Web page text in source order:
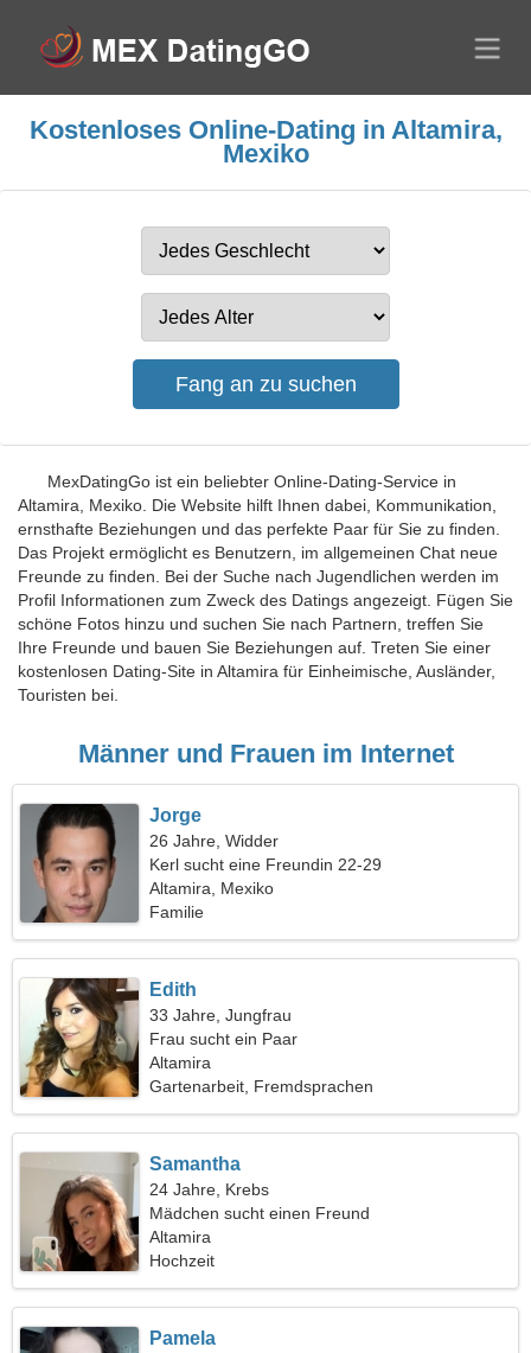
Kostenloses Online-Dating in Altamira,
Mexiko
MexDatingGo ist ein beliebter Online-Dating-Service in
Altamira, Mexiko. Die Website hilft Ihnen dabei, Kommunikation,
ernsthafte Beziehungen und das perfekte Paar für Sie zu finden.
Das Projekt ermöglicht es Benutzern, im allgemeinen Chat neue
Freunde zu finden. Bei der Suche nach Jugendlichen werden im
Profil Informationen zum Zweck des Datings angezeigt. Fügen Sie
schöne Fotos hinzu und suchen Sie nach Partnern, treffen Sie
Ihre Freunde und bauen Sie Beziehungen auf. Treten Sie einer
kostenlosen Dating-Site in Altamira für Einheimische, Ausländer,
Touristen bei.
Männer und Frauen im Internet
Jorge
26 Jahre, Widder
Kerl sucht eine Freundin 22-29
Altamira, Mexiko
Familie
Edith
33 Jahre, Jungfrau
Frau sucht ein Paar
Altamira
Gartenarbeit, Fremdsprachen
Samantha
24 Jahre, Krebs
Mädchen sucht einen Freund
Altamira
Hochzeit
Pamela